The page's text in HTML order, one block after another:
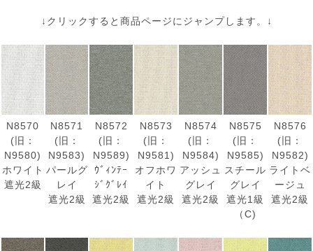
↓クリックすると商品ページにジャンプします。↓
N8570
(旧：
N9580)
ホワイト
遮光2級
N8571
(旧：
N9583)
パールグ
レイ
遮光2級
N8572
(旧：
N9589)
ｳﾞｨﾝﾃｰ
ｼﾞｸﾞﾚｲ
遮光2級
N8573
(旧：
N9581)
オフホワ
イト
遮光2級
N8574
(旧：
N9584)
アッシュ
グレイ
遮光2級
N8575
(旧：
N9585)
スチール
グレイ
遮光1級
（C)
N8576
(旧：
N9582)
ライトベ
ージュ
遮光2級